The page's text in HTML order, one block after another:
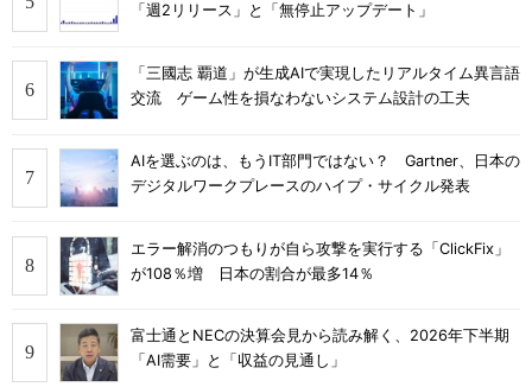
「週2リリース」と「無停止アップデート」
「三國志 覇道」が生成AIで実現したリアルタイム異言語
交流 ゲーム性を損なわないシステム設計の工夫
AIを選ぶのは、もうIT部門ではない？ Gartner、日本の
デジタルワークプレースのハイプ・サイクル発表
エラー解消のつもりが自ら攻撃を実行する「ClickFix」
が108％増 日本の割合が最多14％
富士通とNECの決算会見から読み解く、2026年下半期
「AI需要」と「収益の見通し」